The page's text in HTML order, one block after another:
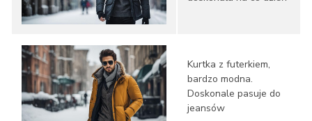
Kurtka z futerkiem,
bardzo modna.
Doskonale pasuje do
jeansów